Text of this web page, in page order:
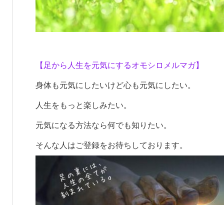
【足から人生を元気にするオモシロメルマガ】
身体も元気にしたいけど心も元気にしたい。
人生をもっと楽しみたい。
元気になる方法なら何でも知りたい。
そんな人はご登録をお待ちしております。